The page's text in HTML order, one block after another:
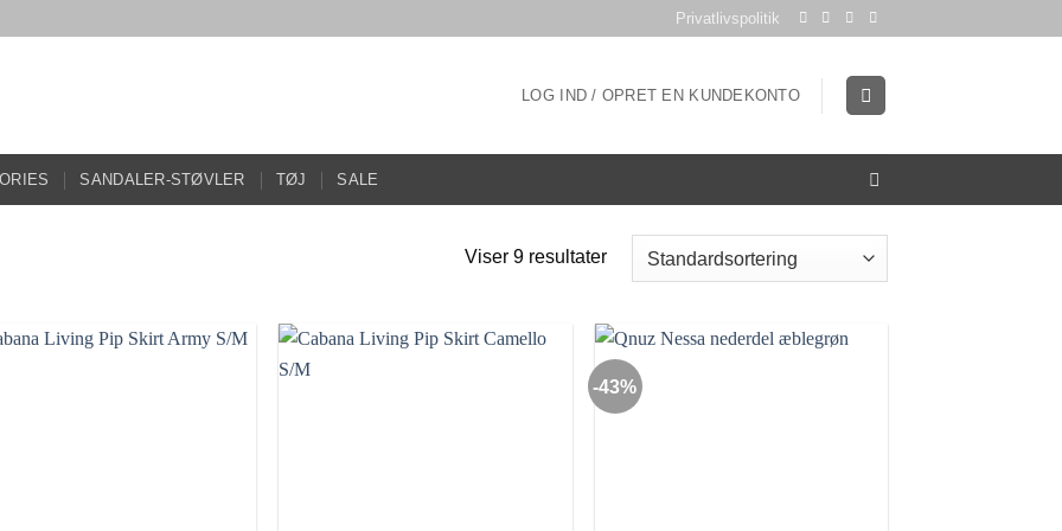
Privatlivspolitik
LOG IND / OPRET EN KUNDEKONTO
SANDALER-STØVLER TØJ SALE
Viser 9 resultater
-43%